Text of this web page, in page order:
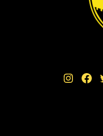
Instagram Facebook Twitter